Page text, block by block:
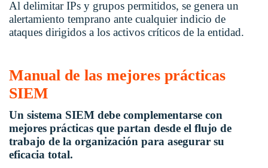
Al delimitar IPs y grupos permitidos, se genera un
alertamiento temprano ante cualquier indicio de
ataques dirigidos a los activos críticos de la entidad.
Manual de las mejores prácticas
SIEM
Un sistema SIEM debe complementarse con
mejores prácticas que partan desde el flujo de
trabajo de la organización para asegurar su
eficacia total.